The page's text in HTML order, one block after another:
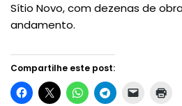
Sítio Novo, com dezenas de
andamento.
Compartilhe este post: